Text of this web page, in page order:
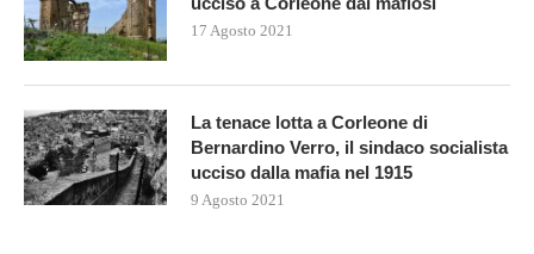
17 Agosto 2021
La tenace lotta a Corleone di
Bernardino Verro, il sindaco socialista
ucciso dalla mafia nel 1915
9 Agosto 2021